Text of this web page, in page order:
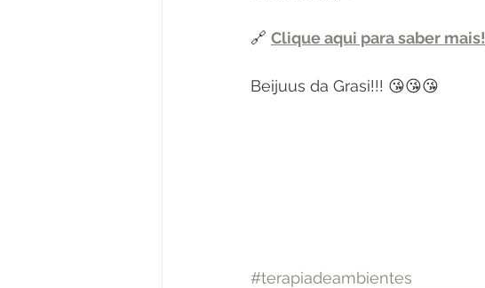
🔗 Clique aqui para saber mais!
Beijuus da Grasi!!! 😘😘😘
#terapiadeambientes